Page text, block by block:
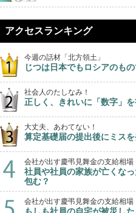
アクセスランキング
今週の話材「北方領土」
じつは日本でもロシアのも
社会人のたしなみ！
正しく、きれいに「数字」
大丈夫、あわてない！
算定基礎届の提出後にミス
会社が出す慶弔見舞金の支給相
社員や社員の家族が亡くな
包む？
会社が出す慶弔見舞金の支給相